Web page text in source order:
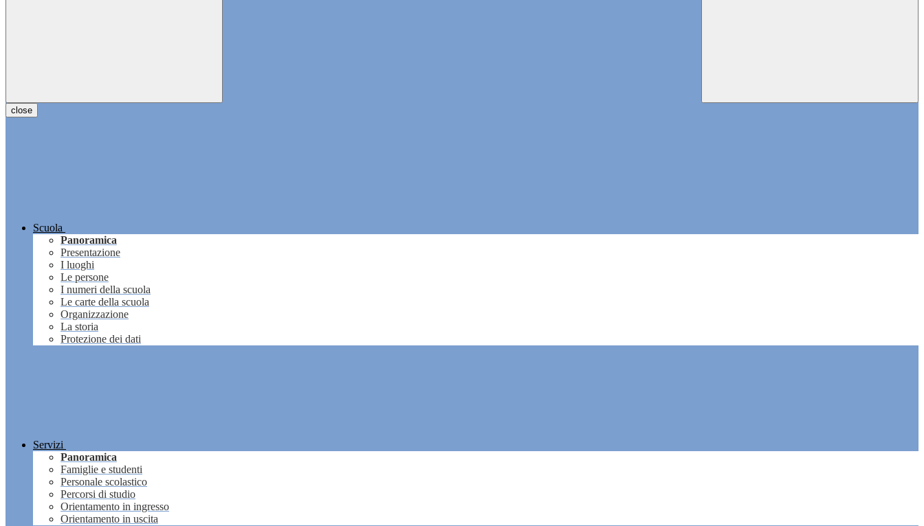
close
Scuola
Panoramica
Presentazione
I luoghi
Le persone
I numeri della scuola
Le carte della scuola
Organizzazione
La storia
Protezione dei dati
Servizi
Panoramica
Famiglie e studenti
Personale scolastico
Percorsi di studio
Orientamento in ingresso
Orientamento in uscita